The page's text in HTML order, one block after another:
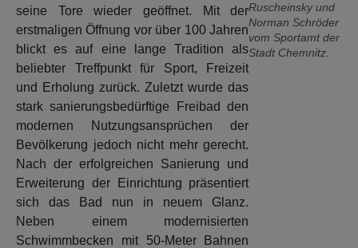
Ruscheinsky und
Norman Schröder
vom Sportamt der
Stadt Chemnitz.
seine Tore wieder geöffnet. Mit der
erstmaligen Öffnung vor über 100 Jahren
blickt es auf eine lange Tradition als
beliebter Treffpunkt für Sport, Freizeit
und Erholung zurück. Zuletzt wurde das
stark sanierungsbedürftige Freibad den
modernen Nutzungsansprüchen der
Bevölkerung jedoch nicht mehr gerecht.
Nach der erfolgreichen Sanierung und
Erweiterung der Einrichtung präsentiert
sich das Bad nun in neuem Glanz.
Neben einem modernisierten
Schwimmbecken mit 50-Meter Bahnen